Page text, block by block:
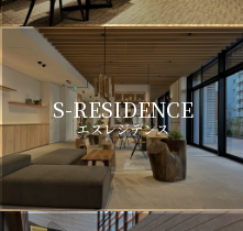
S-RESIDENCE
エスレジデンス